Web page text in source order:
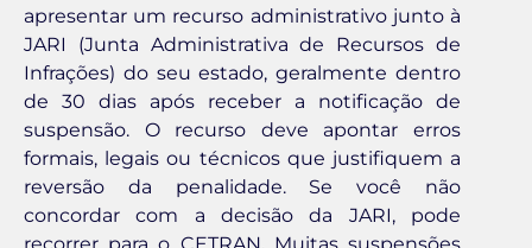
apresentar um recurso administrativo junto à
JARI (Junta Administrativa de Recursos de
Infrações) do seu estado, geralmente dentro
de 30 dias após receber a notificação de
suspensão. O recurso deve apontar erros
formais, legais ou técnicos que justifiquem a
reversão da penalidade. Se você não
concordar com a decisão da JARI, pode